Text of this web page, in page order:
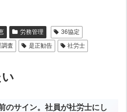
労務管理
36協定
調査 是正勧告 社労士
のサイン。社員が社労士にし